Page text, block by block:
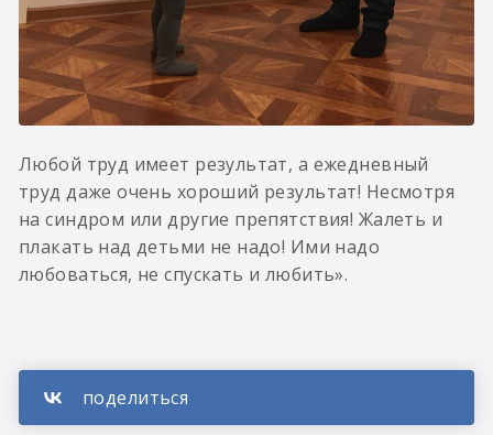
Любой труд имеет результат, а ежедневный
труд даже очень хороший результат! Несмотря
на синдром или другие препятствия! Жалеть и
плакать над детьми не надо! Ими надо
любоваться, не спускать и любить».